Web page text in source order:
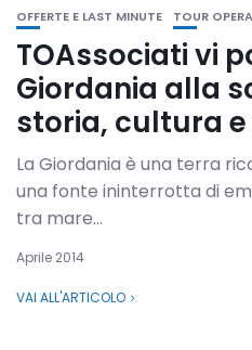
OFFERTE E LAST MINUTE TOUR
TOAssociati vi
Giordania alla
storia, cultura
La Giordania è una terra
una fonte ininterrotta di
tra mare...
Aprile 2014
VAI ALL'ARTICOLO